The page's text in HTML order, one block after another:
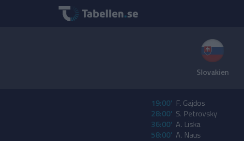
Slovakien
19:00' F. Gajdos
28:00' S. Petrovsky
36:00' A. Liska
58:00' A. Naus